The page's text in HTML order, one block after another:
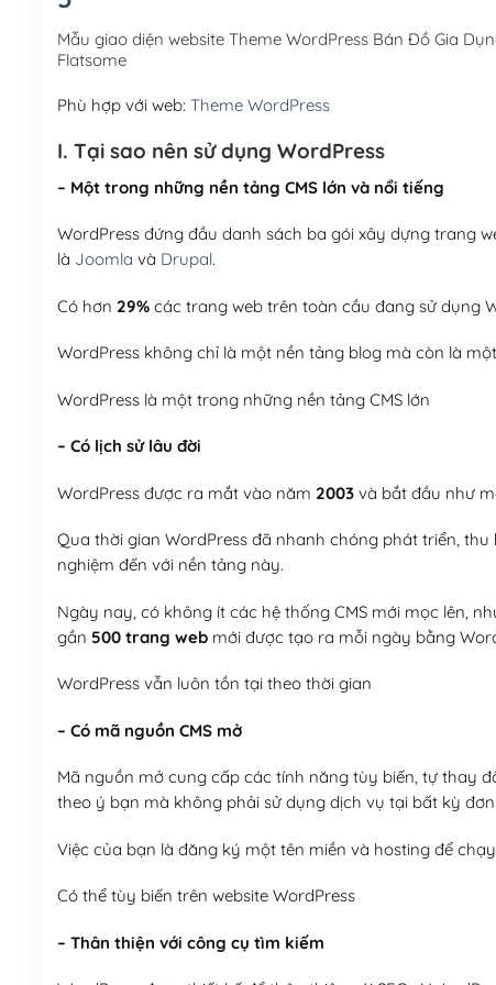
Mẫu giao diện website Theme WordPress Bán Đồ Gia
Flatsome
Phù hợp với web: Theme WordPress
I. Tại sao nên sử dụng WordPress
– Một trong những nền tảng CMS lớn và nổi tiếng
WordPress đứng đầu danh sách ba gói xây dựng trang
là Joomla và Drupal.
Có hơn 29%các trang web trên toàn cầu đang sử dụng
WordPress không chỉ là một nền tảng blog mà còn là
WordPress là một trong những nền tảng CMS lớn
– Có lịch sử lâu đời
WordPress được ra mắt vào năm 2003và bắt đầu như
Qua thời gian WordPress đã nhanh chóng phát triển,
nghiệm đến với nền tảng này.
Ngày nay, có không ít các hệ thống CMS mới mọc lên,
gần 500 trang webmới được tạo ra mỗi ngày bằng
WordPress vẫn luôn tồn tại theo thời gian
– Có mã nguồn CMS mở
Mã nguồn mở cung cấp các tính năng tùy biến, tự thay
theo ý bạn mà không phải sử dụng dịch vụ tại bất kỳ
Việc của bạn là đăng ký một tên miền và hosting để
Có thể tùy biến trên website WordPress
– Thân thiện với công cụ tìm kiếm